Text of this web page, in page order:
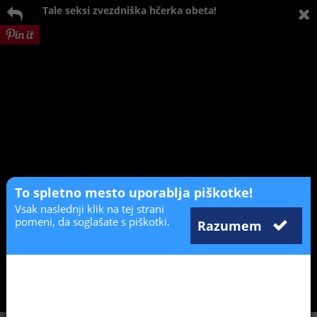
Tale seksi zvezdniška hčerka obeta!
To spletno mesto uporablja piškotke!
Razumem
Vsak naslednji klik na tej strani
pomeni, da soglašate s piškotki.